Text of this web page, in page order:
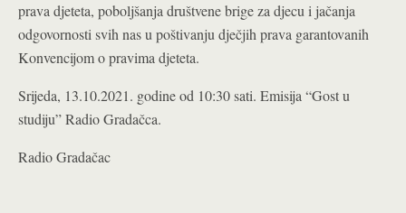
prava djeteta, poboljšanja društvene brige za djecu i jačanja
odgovornosti svih nas u poštivanju dječjih prava garantovanih
Konvencijom o pravima djeteta.
Srijeda, 13.10.2021. godine od 10:30 sati. Emisija “Gost u
studiju” Radio Gradačca.
Radio Gradačac